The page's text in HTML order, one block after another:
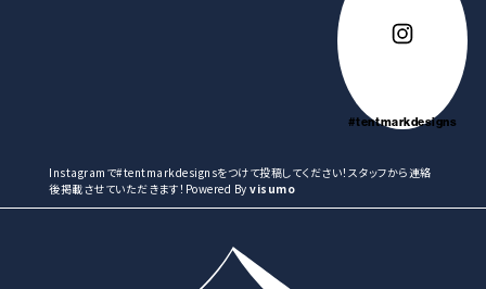
#tentmarkdesigns
Instagramで#tentmarkdesignsをつけて投稿してください！スタッフから連絡
後掲載させていただきます！Powered By visumo